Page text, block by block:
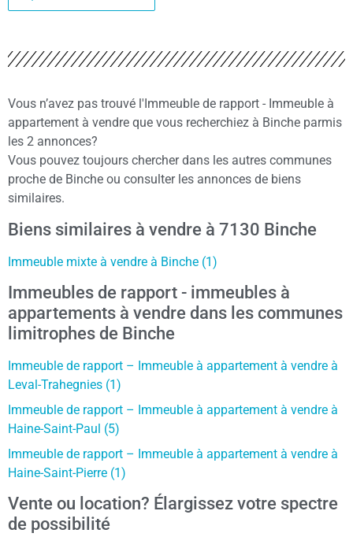
Vous n’avez pas trouvé l'Immeuble de rapport - Immeuble à
appartement à vendre que vous recherchiez à Binche parmis
les 2 annonces?
Vous pouvez toujours chercher dans les autres communes
proche de Binche ou consulter les annonces de biens
similaires.
Biens similaires à vendre à 7130 Binche
Immeuble mixte à vendre à Binche (1)
Immeubles de rapport - immeubles à
appartements à vendre dans les communes
limitrophes de Binche
Immeuble de rapport – Immeuble à appartement à vendre à
Leval-Trahegnies (1)
Immeuble de rapport – Immeuble à appartement à vendre à
Haine-Saint-Paul (5)
Immeuble de rapport – Immeuble à appartement à vendre à
Haine-Saint-Pierre (1)
Vente ou location? Élargissez votre spectre
de possibilité